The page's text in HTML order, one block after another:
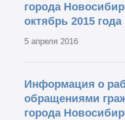
города
октябрь 2015 года
5 апреля 2016
Информация о
обращениями
города